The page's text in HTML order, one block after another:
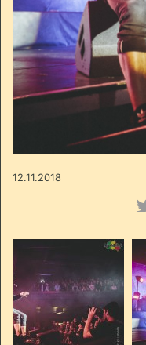
12.11.2018